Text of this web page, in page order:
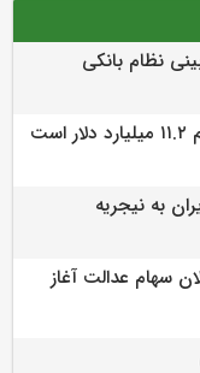
نظام بانکی
سهام عدالت آغاز